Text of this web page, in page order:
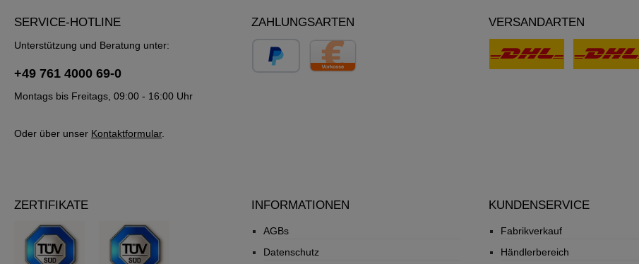
SERVICE-HOTLINE
Unterstützung und Beratung unter:
+49 761 4000 69-0
Montags bis Freitags, 09:00 - 16:00 Uhr
Oder über unser Kontaktformular.
ZAHLUNGSARTEN VERSANDARTEN
ZERTIFIKATE INFORMATIONEN
AGBs
Datenschutz
KUNDENSERVICE
Fabrikverkauf
Händlerbereich